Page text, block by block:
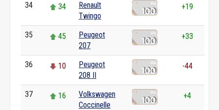
34 34
Renault
Twingo
+19
35 45
Peugeot
207
+33
36 10
Peugeot
208 II
-44
37 16
Volkswagen
Coccinelle
+4